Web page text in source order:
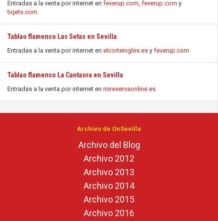
Entradas a la venta por internet en feverup.com, feverup.com y
tiqets.com
Tablao flamenco Las Setas en Sevilla
Entradas a la venta por internet en elcorteingles.es y feverup.com
Tablao flamenco La Cantaora en Sevilla
Entradas a la venta por internet en mireservaonline.es
Archivo de OnSevilla
Archivo del Blog
Archivo 2012
Archivo 2013
Archivo 2014
Archivo 2015
Archivo 2016